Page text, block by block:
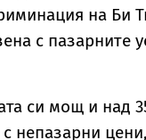
на Би
с пазарните
си мощ и над
непазарни